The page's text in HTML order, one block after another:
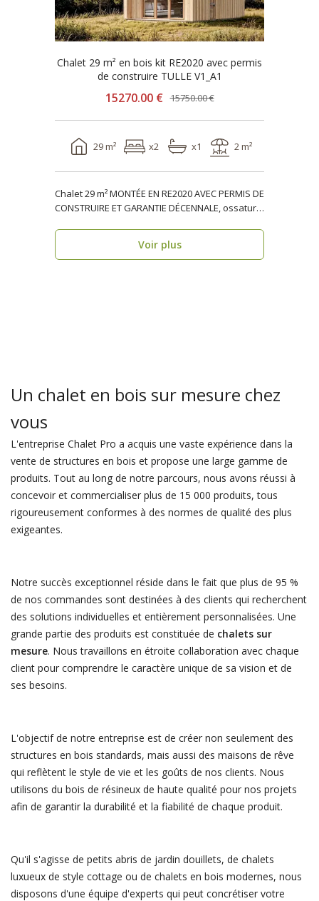
Chalet 29 m² en bois kit RE2020 avec permis
de construire TULLE V1_A1
15270.00 € 15750.00 €
29 m² x2 x1 2 m²
Chalet 29 m² MONTÉE EN RE2020 AVEC PERMIS DE
CONSTRUIRE ET GARANTIE DÉCENNALE, ossature
Voir plus
Un chalet en bois sur mesure chez
vous
L'entreprise Chalet Pro a acquis une vaste expérience dans la
vente de structures en bois et propose une large gamme de
produits. Tout au long de notre parcours, nous avons réussi à
concevoir et commercialiser plus de 15 000 produits, tous
rigoureusement conformes à des normes de qualité des plus
exigeantes.
Notre succès exceptionnel réside dans le fait que plus de 95 %
de nos commandes sont destinées à des clients qui recherchent
des solutions individuelles et entièrement personnalisées. Une
grande partie des produits est constituée de chalets sur
mesure. Nous travaillons en étroite collaboration avec chaque
client pour comprendre le caractère unique de sa vision et de
ses besoins.
L'objectif de notre entreprise est de créer non seulement des
structures en bois standards, mais aussi des maisons de rêve
qui reflètent le style de vie et les goûts de nos clients. Nous
utilisons du bois de résineux de haute qualité pour nos projets
afin de garantir la durabilité et la fiabilité de chaque produit.
Qu'il s'agisse de petits abris de jardin douillets, de chalets
luxueux de style cottage ou de chalets en bois modernes, nous
disposons d'une équipe d'experts qui peut concrétiser votre